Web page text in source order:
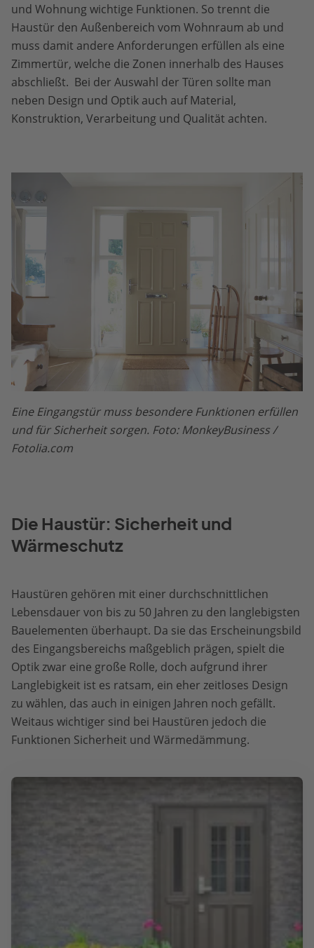
und Wohnung wichtige Funktionen. So trennt die
Haustür den Außenbereich vom Wohnraum ab und
muss damit andere Anforderungen erfüllen als eine
Zimmertür, welche die Zonen innerhalb des Hauses
abschließt. Bei der Auswahl der Türen sollte man
neben Design und Optik auch auf Material,
Konstruktion, Verarbeitung und Qualität achten.
Eine Eingangstür muss besondere Funktionen erfüllen
und für Sicherheit sorgen. Foto: MonkeyBusiness /
Fotolia.com
Die Haustür: Sicherheit und
Wärmeschutz
Haustüren gehören mit einer durchschnittlichen
Lebensdauer von bis zu 50 Jahren zu den langlebigsten
Bauelementen überhaupt. Da sie das Erscheinungsbild
des Eingangsbereichs maßgeblich prägen, spielt die
Optik zwar eine große Rolle, doch aufgrund ihrer
Langlebigkeit ist es ratsam, ein eher zeitloses Design
zu wählen, das auch in einigen Jahren noch gefällt.
Weitaus wichtiger sind bei Haustüren jedoch die
Funktionen Sicherheit und Wärmedämmung.